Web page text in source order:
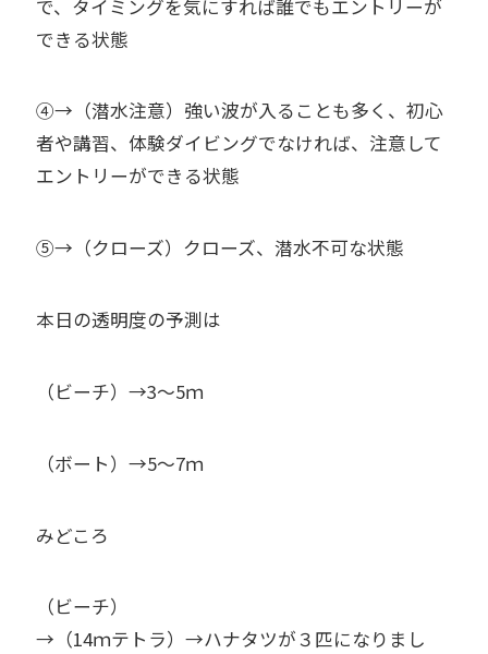
で、タイミングを気にすれば誰でもエントリーが
できる状態
④→（潜水注意）強い波が入ることも多く、初心
者や講習、体験ダイビングでなければ、注意して
エントリーができる状態
⑤→（クローズ）クローズ、潜水不可な状態
本日の透明度の予測は
（ビーチ）→3～5ｍ
（ボート）→5～7ｍ
みどころ
（ビーチ）
→（14ｍテトラ）→ハナタツが３匹になりまし